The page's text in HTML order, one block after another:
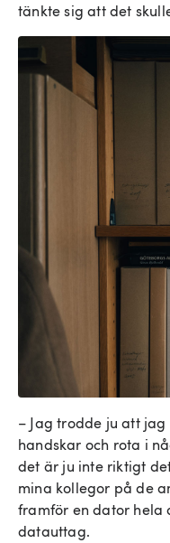
tänkte sig att det
– Jag trodde ju att
handskar och rota i
det är ju inte riktigt
mina kollegor på de
framför en dator hela
datauttag.